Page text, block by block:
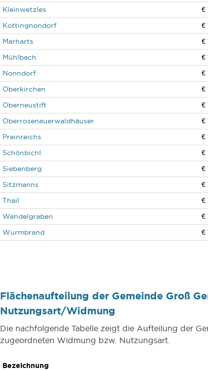
Kleinwetzles
€
Kottingnondorf
€
Marharts
€
Mühlbach
€
Nonndorf
€
Oberkirchen
€
Oberneustift
€
Oberrosenauerwaldhäuser
€
Preinreichs
€
Schönbichl
€
Siebenberg
€
Sitzmanns
€
Thail
€
Wendelgraben
€
Wurmbrand
€
Flächenaufteilung der Gemeinde Groß
Nutzungsart/Widmung
Die nachfolgende Tabelle zeigt die Aufteilung der
zugeordneten Widmung bzw. Nutzungsart.
Bezeichnung